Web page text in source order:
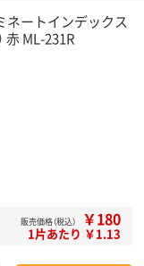
ネートインデックス
赤 ML-231R
販売価格（税込） ￥180
1片あたり ￥1.13